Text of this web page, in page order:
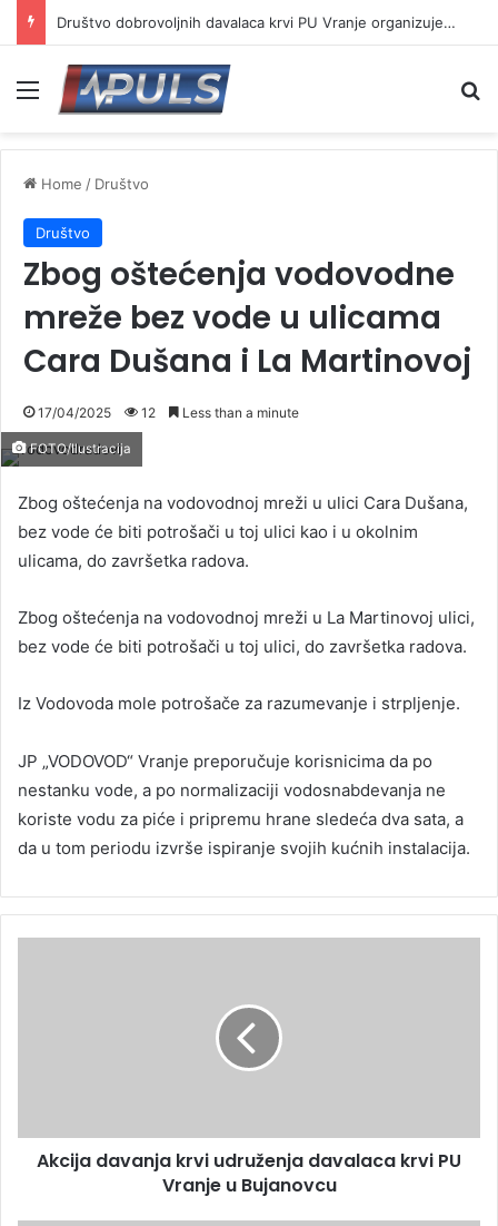
Društvo dobrovoljnih davalaca krvi PU Vranje organizuje akciju na Besnoj kobili
Menu
Home / Društvo
Društvo
Zbog oštećenja vodovodne
mreže bez vode u ulicama
Cara Dušana i La Martinovoj
17/04/2025 12 Less than a minute
FOTO/Ilustracija
Zbog oštećenja na vodovodnoj mreži u ulici Cara Dušana,
bez vode će biti potrošači u toj ulici kao i u okolnim
ulicama, do završetka radova.
Zbog oštećenja na vodovodnoj mreži u La Martinovoj ulici,
bez vode će biti potrošači u toj ulici, do završetka radova.
Iz Vodovoda mole potrošače za razumevanje i strpljenje.
JP „VODOVOD“ Vranje preporučuje korisnicima da po
nestanku vode, a po normalizaciji vodosnabdevanja ne
koriste vodu za piće i pripremu hrane sledeća dva sata, a
da u tom periodu izvrše ispiranje svojih kućnih instalacija.
Akcija davanja krvi udruženja davalaca krvi PU
Vranje u Bujanovcu